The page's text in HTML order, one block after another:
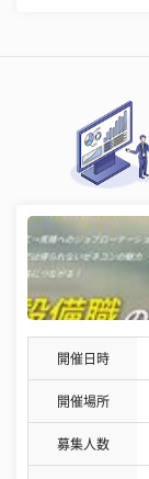
開催日時
開催場所
募集人数